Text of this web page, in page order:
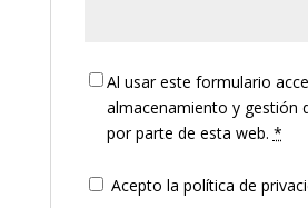
Al usar este formulario
almacenamiento y gestión
por parte de esta web. *
Acepto la política de